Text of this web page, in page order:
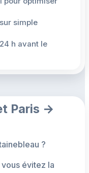
simple
h avant le
Paris →
?
évitez la